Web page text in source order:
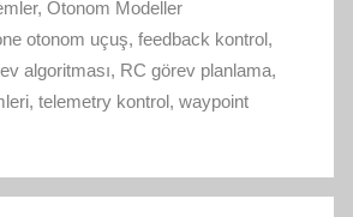
, Otonom Modeller
otonom uçuş, feedback kontrol ,
algoritması, RC görev planlama,
, telemetry kontrol , waypoint